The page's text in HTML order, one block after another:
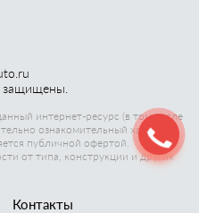
защищены.
интернет-ресурс (в том числе
ознакомительный характер,
публичной офертой.
от типа, конструкции и других
Контакты